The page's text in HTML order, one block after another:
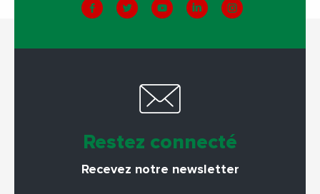
Restez connecté
Recevez notre newsletter